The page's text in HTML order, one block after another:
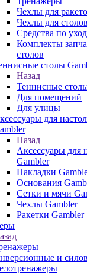
Чехлы для
Чехлы для столов
Средства по
Комплекты
столов
столы
Назад
Теннисные
Для помещений
Для улицы
для
Назад
Аксессуары для
Gambler
Накладки
Основания
Сетки и мячи
Чехлы Gambler
Ракетки Gambler
и